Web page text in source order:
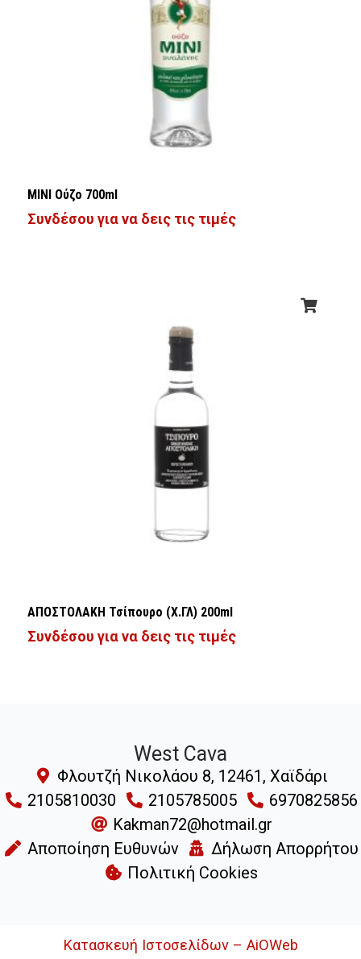
ΜΙΝΙ Ούζο 700ml
Συνδέσου για να δεις τις τιμές
ΑΠΟΣΤΟΛΑΚΗ Τσίπουρο (Χ.ΓΛ) 200ml
Συνδέσου για να δεις τις τιμές
West Cava
Φλουτζή Νικολάου 8, 12461, Χαϊδάρι
2105810030
2105785005
6970825856
Kakman72@hotmail.gr
Αποποίηση Ευθυνών
Δήλωση Απορρήτου
Πολιτική Cookies
Κατασκευή Ιστοσελίδων – AiOWeb